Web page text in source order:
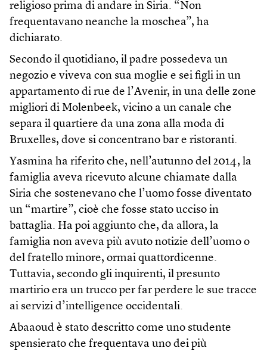
religioso prima di andare in Siria. “Non
frequentavano neanche la moschea”, ha
dichiarato.
Secondo il quotidiano, il padre possedeva un
negozio e viveva con sua moglie e sei figli in un
appartamento di rue de l’Avenir, in una delle zone
migliori di Molenbeek, vicino a un canale che
separa il quartiere da una zona alla moda di
Bruxelles, dove si concentrano bar e ristoranti.
Yasmina ha riferito che, nell’autunno del 2014, la
famiglia aveva ricevuto alcune chiamate dalla
Siria che sostenevano che l’uomo fosse diventato
un “martire”, cioè che fosse stato ucciso in
battaglia. Ha poi aggiunto che, da allora, la
famiglia non aveva più avuto notizie dell’uomo o
del fratello minore, ormai quattordicenne.
Tuttavia, secondo gli inquirenti, il presunto
martirio era un trucco per far perdere le sue tracce
ai servizi d’intelligence occidentali.
Abaaoud è stato descritto come uno studente
spensierato che frequentava uno dei più